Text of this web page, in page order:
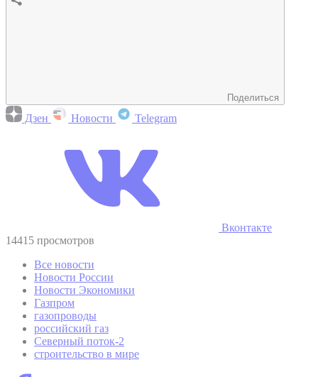
Поделиться
Дзен Новости Telegram
Вконтакте
14415 просмотров
Все новости
Новости России
Новости Экономики
Газпром
газопроводы
российский газ
Северный поток-2
строительство в мире